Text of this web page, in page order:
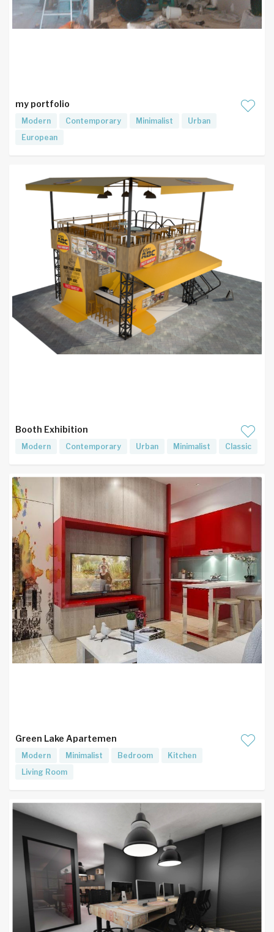
my portfolio
Modern Contemporary Minimalist
Urban
European
Booth Exhibition
Modern Contemporary Urban Minimalist Classic
Green Lake Apartemen
Modern Minimalist Bedroom
Kitchen
Living Room